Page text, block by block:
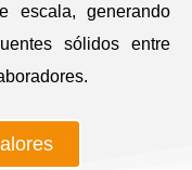
escala, generando
sólidos entre